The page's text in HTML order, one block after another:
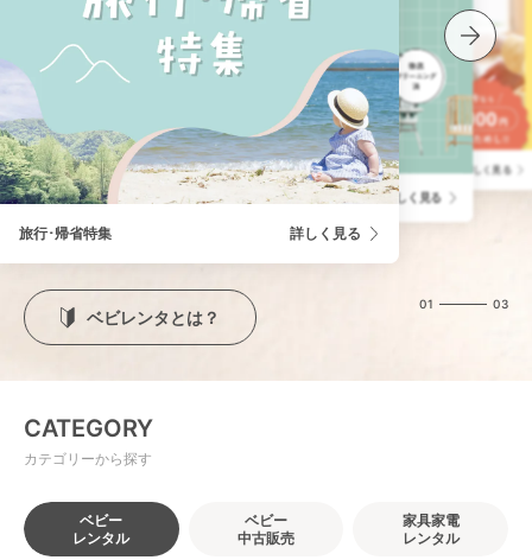
旅行･帰省特集 詳しく見る
ベビレンタの中古ベビー用品販売 詳しく見る
学びを届ける「ベビレンタトイ」 詳しく見る
01 03
ベビレンタとは？
CATEGORY
カテゴリーから探す
ベビー
レンタル
ベビー
中古販売
家具家電
レンタル